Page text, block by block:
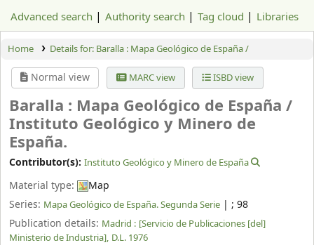
Advanced search Authority search Tag cloud Libraries
Home Details for: Baralla : Mapa Geológico de España /
Normal view MARC view ISBD view
Baralla : Mapa Geológico de España /
Instituto Geológico y Minero de
España.
Contributor(s): Instituto Geológico y Minero de España
Material type:
Map
Series: Mapa Geológico de España. Segunda Serie | ; 98
Publication details: Madrid : [Servicio de Publicaciones [del]
Ministerio de Industria], D.L. 1976